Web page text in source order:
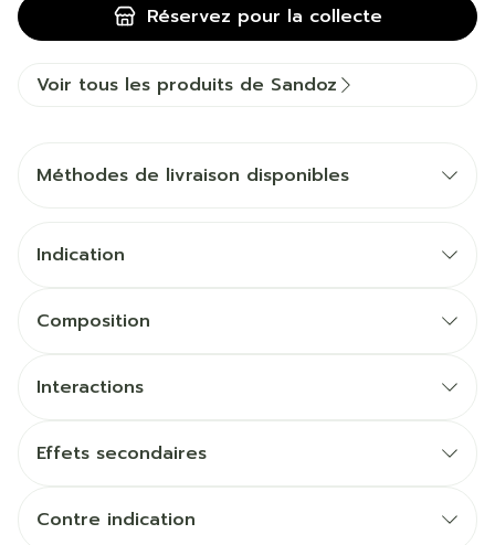
Réservez pour la collecte
Voir tous les produits de Sandoz
Méthodes de livraison disponibles
Indication
Composition
Interactions
Effets secondaires
Contre indication